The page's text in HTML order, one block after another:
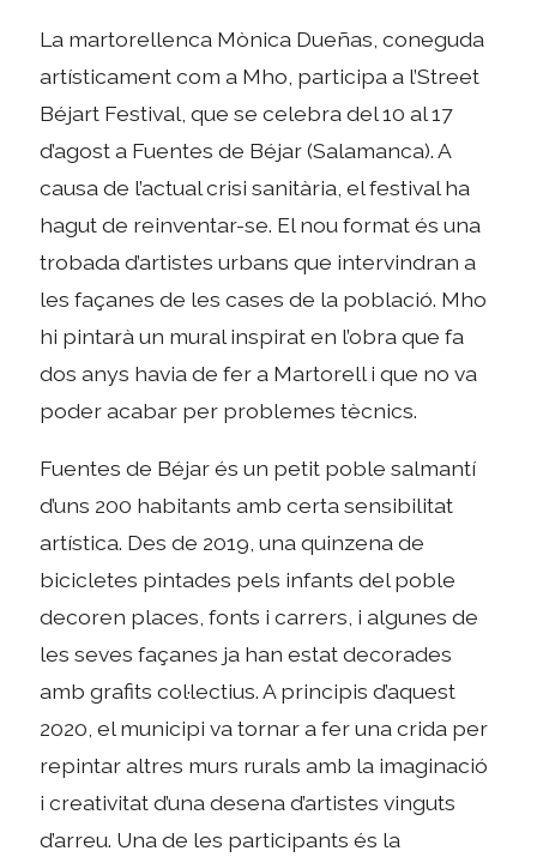
La martorellenca Mònica Dueñas, coneguda
artísticament com a Mho, participa a l’Street
Béjart Festival, que se celebra del 10 al 17
d’agost a Fuentes de Béjar (Salamanca). A
causa de l’actual crisi sanitària, el festival ha
hagut de reinventar-se. El nou format és una
trobada d’artistes urbans que intervindran a
les façanes de les cases de la població. Mho
hi pintarà un mural inspirat en l’obra que fa
dos anys havia de fer a Martorell i que no va
poder acabar per problemes tècnics.
Fuentes de Béjar és un petit poble salmantí
d’uns 200 habitants amb certa sensibilitat
artística. Des de 2019, una quinzena de
bicicletes pintades pels infants del poble
decoren places, fonts i carrers, i algunes de
les seves façanes ja han estat decorades
amb grafits col·lectius. A principis d’aquest
2020, el municipi va tornar a fer una crida per
repintar altres murs rurals amb la imaginació
i creativitat d’una desena d’artistes vinguts
d’arreu. Una de les participants és la